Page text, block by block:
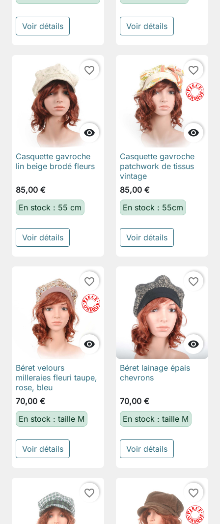
Voir détails Voir détails

favorite_border
Casquette gavroche
lin beige brodé fleurs
85,00 €
En stock : 55 cm
Voir détails

favorite_border
Casquette gavroche
patchwork de tissus
vintage
85,00 €
En stock : 55cm
Voir détails

favorite_border
Béret velours
milleraies fleuri taupe,
rose, bleu
70,00 €
En stock : taille M
Voir détails

favorite_border
Béret lainage épais
chevrons
70,00 €
En stock : taille M
Voir détails
favorite_border favorite_border